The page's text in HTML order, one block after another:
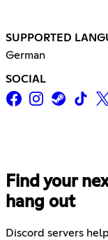
SUPPORTED
German
SOCIAL
Find your
hang out
Discord servers